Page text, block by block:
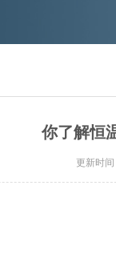
你了解恒
更新时